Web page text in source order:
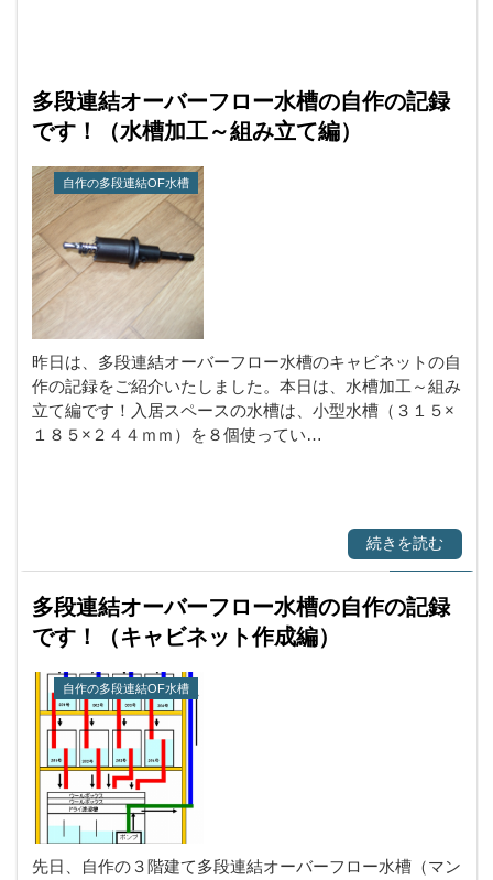
多段連結オーバーフロー水槽の自作の記録
です！（水槽加工～組み立て編）
自作の多段連結OF水槽
昨日は、多段連結オーバーフロー水槽のキャビネットの自
作の記録をご紹介いたしました。本日は、水槽加工～組み
立て編です！入居スペースの水槽は、小型水槽（３１５×
１８５×２４４ｍｍ）を８個使ってい…
続きを読む
多段連結オーバーフロー水槽の自作の記録
です！（キャビネット作成編）
自作の多段連結OF水槽
先日、自作の３階建て多段連結オーバーフロー水槽（マン